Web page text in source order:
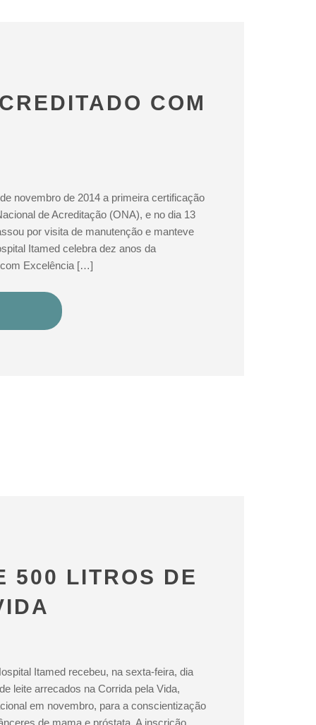
COM
novembro de 2014 a primeira certificação
de Acreditação (ONA), e no dia 13
por visita de manutenção e manteve
Itamed celebra dez anos da
Excelência […]
500 LITROS DE
Itamed recebeu, na sexta-feira, dia
leite arrecados na Corrida pela Vida,
em novembro, para a conscientização
de mama e próstata. A inscrição